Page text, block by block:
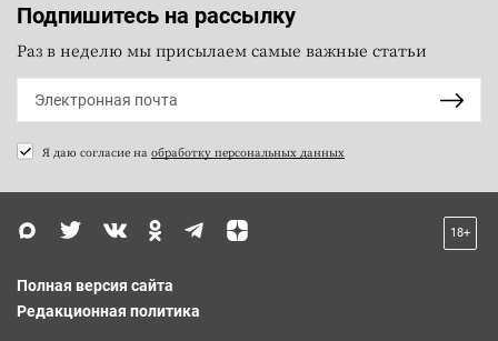
Подпишитесь на рассылку
Раз в неделю мы присылаем самые важные статьи
Я даю согласие на обработку персональных данных
18+
Полная версия сайта
Редакционная политика